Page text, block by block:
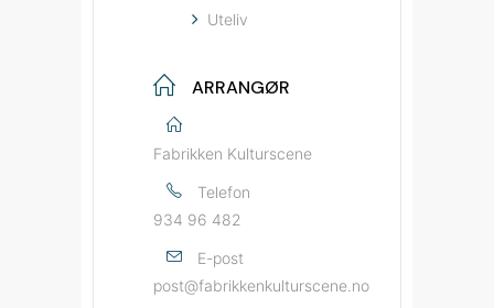
Uteliv
ARRANGØR
Fabrikken Kulturscene
Telefon
934 96 482
E-post
post@fabrikkenkulturscene.no